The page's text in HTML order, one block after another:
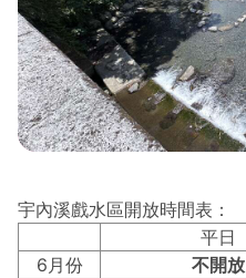
宇內溪戲水區開放時間表：
平日
6月份
不開放